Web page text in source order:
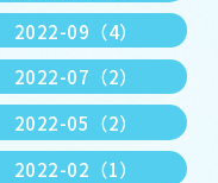
2022-09（4）
2022-07（2）
2022-05（2）
2022-02（1）